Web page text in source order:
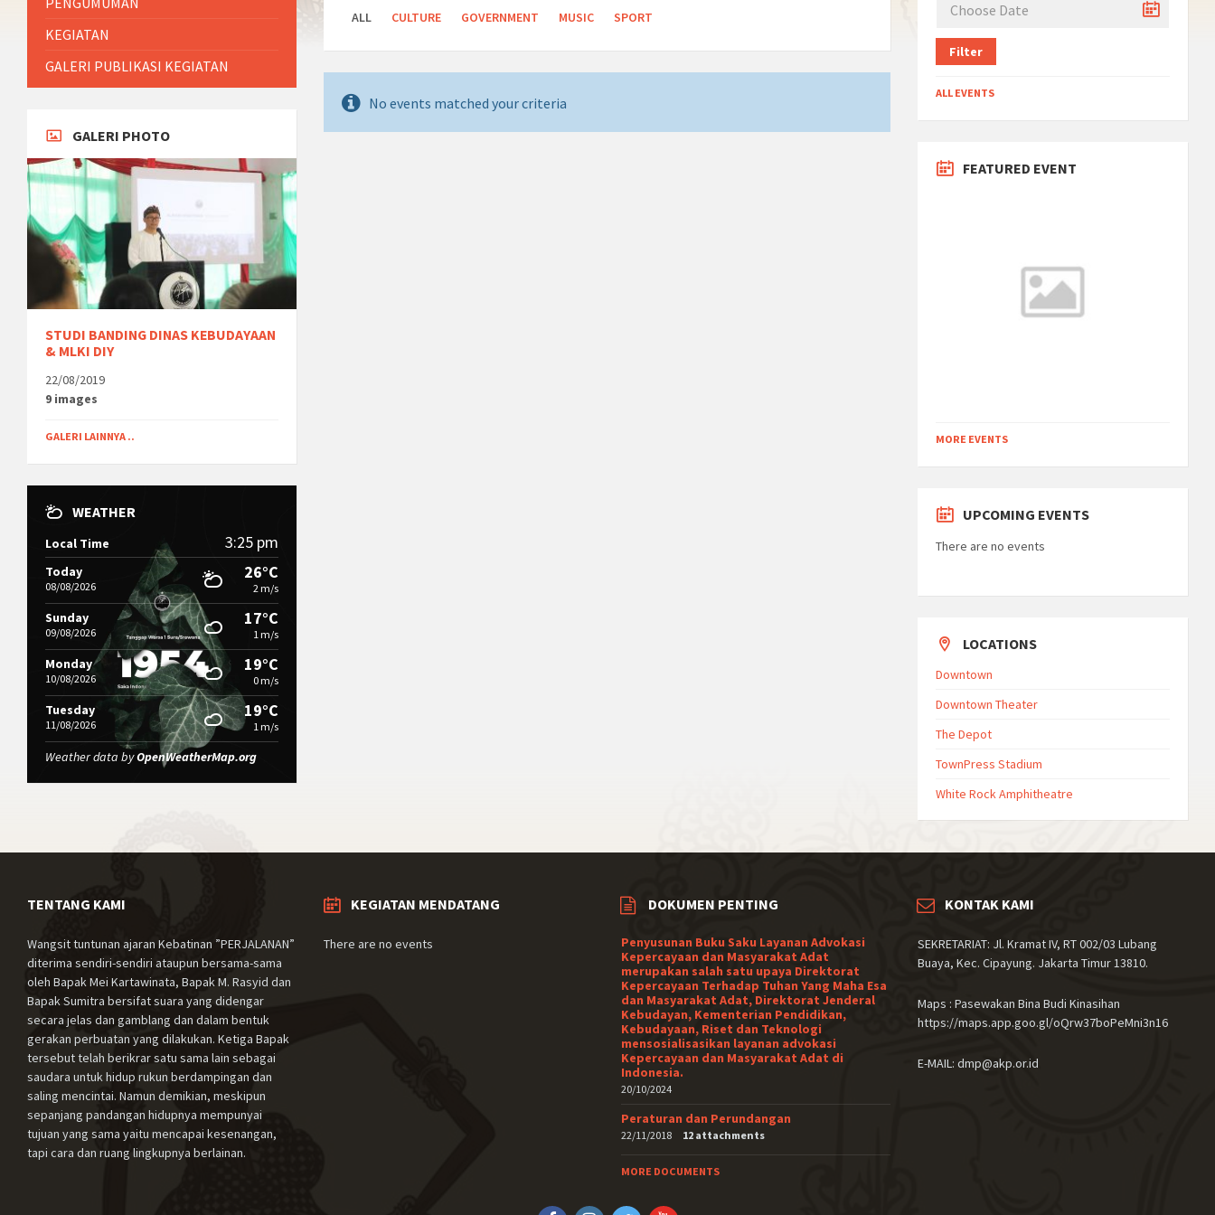
ALL CULTURE GOVERNMENT MUSIC SPORT
No events matched your criteria
KEGIATAN
GALERI PUBLIKASI KEGIATAN
GALERI PHOTO
STUDI BANDING DINAS KEBUDAYAAN
& MLKI DIY
22/08/2019
9 images
GALERI LAINNYA ..
WEATHER
Local Time 3:25 pm
Today
08/08/2026
26°C
2 m/s
Sunday
09/08/2026
17°C
1 m/s
Monday
10/08/2026
19°C
0 m/s
Tuesday
11/08/2026
19°C
1 m/s
Weather data byOpenWeatherMap.org
Filter
ALL EVENTS
FEATURED EVENT
MORE EVENTS
UPCOMING EVENTS
There are no events
LOCATIONS
Downtown
Downtown Theater
The Depot
TownPress Stadium
White Rock Amphitheatre
TENTANG KAMI
Wangsit tuntunan ajaran Kebatinan ”PERJALANAN”
diterima sendiri-sendiri ataupun bersama-sama
oleh Bapak Mei Kartawinata, Bapak M. Rasyid dan
Bapak Sumitra bersifat suara yang didengar
secara jelas dan gamblang dan dalam bentuk
gerakan perbuatan yang dilakukan. Ketiga Bapak
tersebut telah berikrar satu sama lain sebagai
saudara untuk hidup rukun berdampingan dan
saling mencintai. Namun demikian, meskipun
sepanjang pandangan hidupnya mempunyai
tujuan yang sama yaitu mencapai kesenangan,
tapi cara dan ruang lingkupnya berlainan.
KEGIATAN MENDATANG
There are no events
DOKUMEN PENTING
Penyusunan Buku Saku Layanan Advokasi
Kepercayaan dan Masyarakat Adat
merupakan salah satu upaya Direktorat
Kepercayaan Terhadap Tuhan Yang Maha Esa
dan Masyarakat Adat, Direktorat Jenderal
Kebudayan, Kementerian Pendidikan,
Kebudayaan, Riset dan Teknologi
mensosialisasikan layanan advokasi
Kepercayaan dan Masyarakat Adat di
Indonesia.
20/10/2024
Peraturan dan Perundangan
22/11/2018 12 attachments
MORE DOCUMENTS
KONTAK KAMI
SEKRETARIAT: Jl. Kramat IV, RT 002/03 Lubang
Buaya, Kec. Cipayung. Jakarta Timur 13810.
Maps : Pasewakan Bina Budi Kinasihan
https://maps.app.goo.gl/oQrw37boPeMni3n16
E-MAIL: dmp@akp.or.id